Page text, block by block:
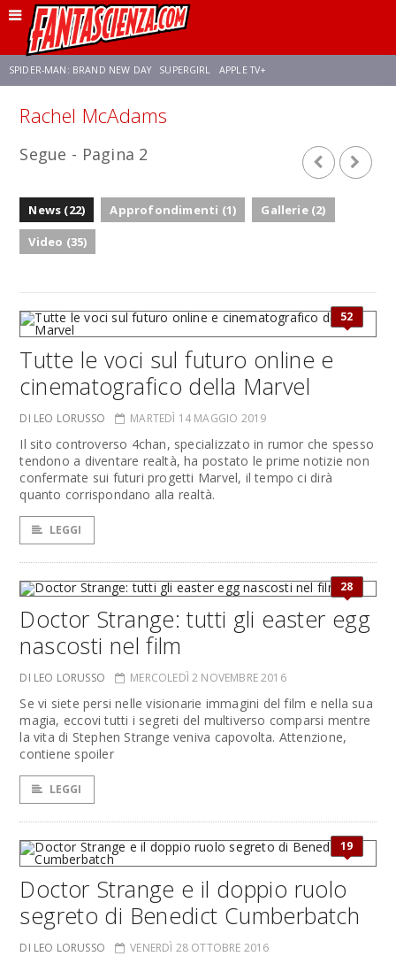
SPIDER-MAN: BRAND NEW DAY SUPERGIRL APPLE TV+
Rachel McAdams
Segue - Pagina 2
News (22) Approfondimenti (1)
Gallerie (2)
Video (35)
52
Tutte le voci sul futuro online e
cinematografico della Marvel
DI LEO LORUSSO MARTEDÌ 14 MAGGIO 2019
Il sito controverso 4chan, specializzato in rumor che spesso
tendono a diventare realtà, ha postato le prime notizie non
confermate sui futuri progetti Marvel, il tempo ci dirà
quanto corrispondano alla realtà.
LEGGI
28
Doctor Strange: tutti gli easter egg
nascosti nel film
DI LEO LORUSSO MERCOLEDÌ 2 NOVEMBRE 2016
Se vi siete persi nelle visionarie immagini del film e nella sua
magia, eccovi tutti i segreti del multiverso comparsi mentre
la vita di Stephen Strange veniva capovolta. Attenzione,
contiene spoiler
LEGGI
19
Doctor Strange e il doppio ruolo
segreto di Benedict Cumberbatch
DI LEO LORUSSO VENERDÌ 28 OTTOBRE 2016